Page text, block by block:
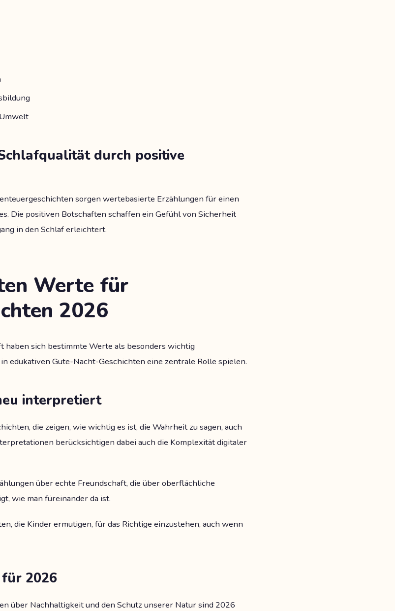
durch positive
sorgen wertebasierte Erzählungen für einen
Die positiven Botschaften schaffen ein Gefühl von Sicherheit
in den Schlaf erleichtert.
Werte für
2026
haben sich bestimmte Werte als besonders wichtig
edukativen Gute-Nacht-Geschichten eine zentrale Rolle spielen.
interpretiert
die zeigen, wie wichtig es ist, die Wahrheit zu sagen, auch
berücksichtigen dabei auch die Komplexität digitaler
über echte Freundschaft, die über oberflächliche
wie man füreinander da ist.
die Kinder ermutigen, für das Richtige einzustehen, auch wenn
2026
über Nachhaltigkeit und den Schutz unserer Natur sind 2026